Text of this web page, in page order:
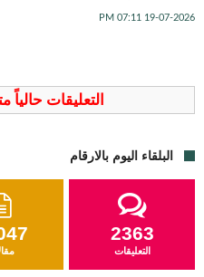
19-07-2026 07:11 PM
التعليقات
البلقاء اليوم بالارقام
2363
التعليقات